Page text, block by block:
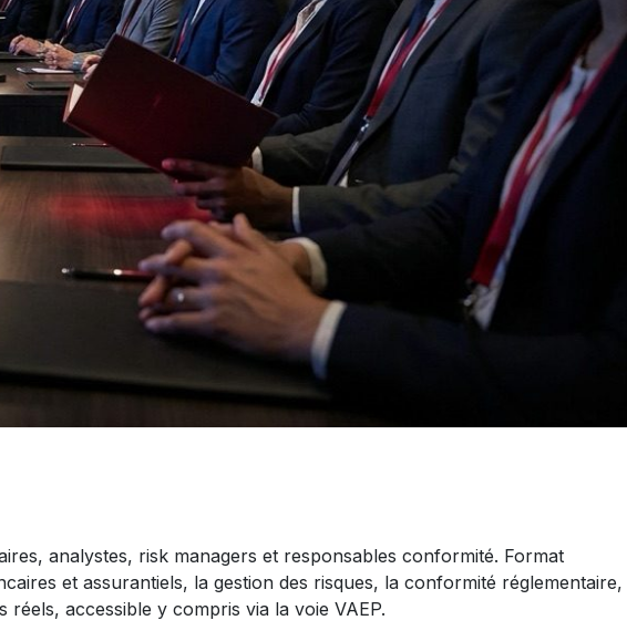
analystes, risk managers et responsables conformité. Format
et assurantiels, la gestion des risques, la conformité réglementaire,
accessible y compris via la voie VAEP.